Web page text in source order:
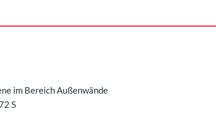
im Bereich Außenwände
S